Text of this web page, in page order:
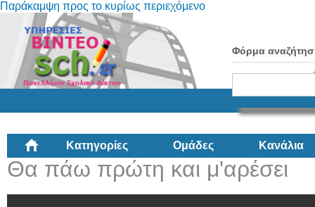
Παράκαμψη προς το κυρίως περιεχόμενο
Φόρμα
Κατηγορίες Ομάδες Κανάλια
Θα πάω πρώτη και μ'αρέσει